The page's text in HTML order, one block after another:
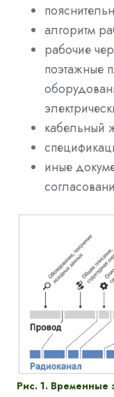
алгоритм
рабочие
поэтажные
кабельный
иные
Рис. 1. Временные